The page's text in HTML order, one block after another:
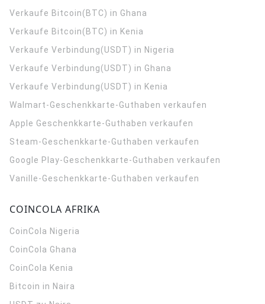
Verkaufe Bitcoin(BTC) in Ghana
Verkaufe Bitcoin(BTC) in Kenia
Verkaufe Verbindung(USDT) in Nigeria
Verkaufe Verbindung(USDT) in Ghana
Verkaufe Verbindung(USDT) in Kenia
Walmart-Geschenkkarte-Guthaben verkaufen
Apple Geschenkkarte-Guthaben verkaufen
Steam-Geschenkkarte-Guthaben verkaufen
Google Play-Geschenkkarte-Guthaben verkaufen
Vanille-Geschenkkarte-Guthaben verkaufen
COINCOLA AFRIKA
CoinCola Nigeria
CoinCola Ghana
CoinCola Kenia
Bitcoin in Naira